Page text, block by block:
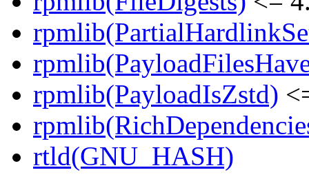
rpmlib(PayloadIsZstd)
rtld(GNU_HASH)